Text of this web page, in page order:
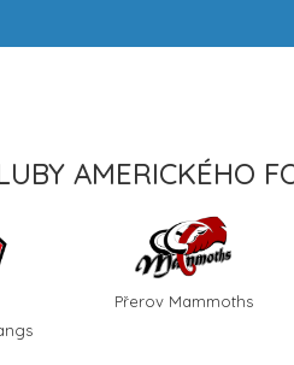
AMERICKÉHO
Přerov Mammoths